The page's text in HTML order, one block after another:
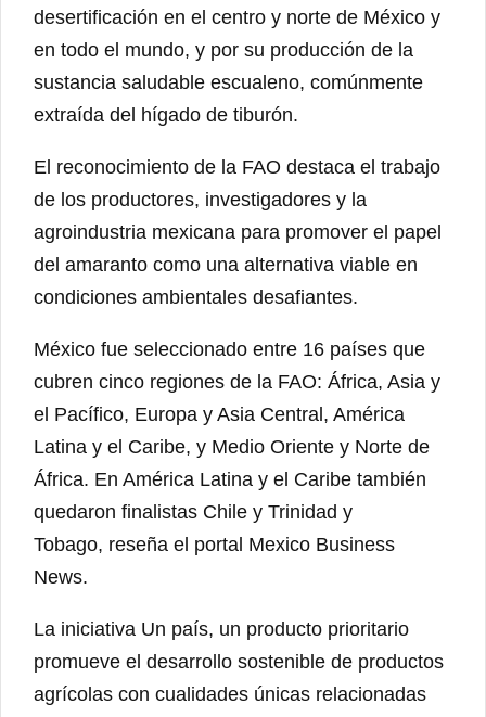
desertificación en el centro y norte de México y
en todo el mundo, y por su producción de la
sustancia saludable escualeno, comúnmente
extraída del hígado de tiburón.
El reconocimiento de la FAO destaca el trabajo
de los productores, investigadores y la
agroindustria mexicana para promover el papel
del amaranto como una alternativa viable en
condiciones ambientales desafiantes.
México fue seleccionado entre 16 países que
cubren cinco regiones de la FAO: África, Asia y
el Pacífico, Europa y Asia Central, América
Latina y el Caribe, y Medio Oriente y Norte de
África. En América Latina y el Caribe también
quedaron finalistas Chile y Trinidad y
Tobago, reseña el portal Mexico Business
News.
La iniciativa Un país, un producto prioritario
promueve el desarrollo sostenible de productos
agrícolas con cualidades únicas relacionadas